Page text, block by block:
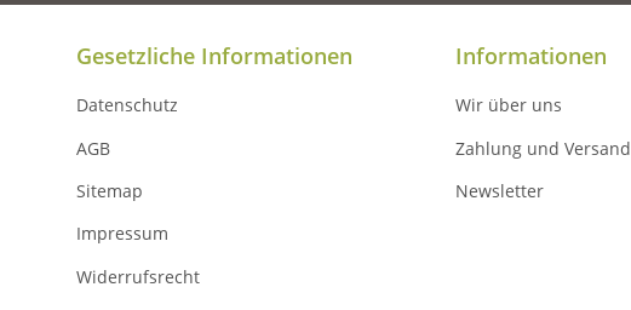
Gesetzliche Informationen
Datenschutz
AGB
Sitemap
Impressum
Widerrufsrecht
Informationen
Wir über uns
Zahlung und Versand
Newsletter